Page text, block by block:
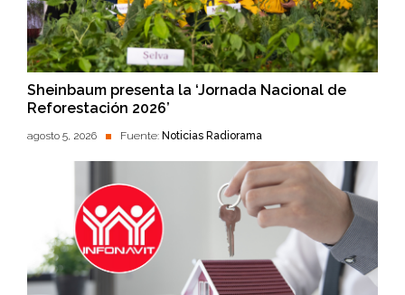
Sheinbaum presenta la ‘Jornada Nacional de
Reforestación 2026’
agosto 5, 2026 Fuente: Noticias Radiorama